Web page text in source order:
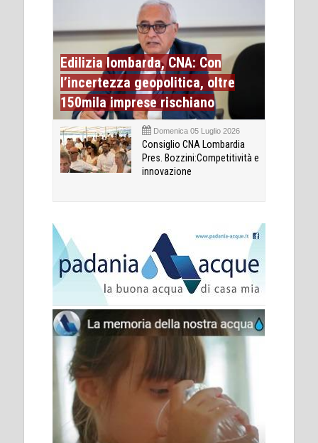
Edilizia lombarda, CNA: Con
l’incertezza geopolitica, oltre
150mila imprese rischiano
Domenica 05 Luglio 2026
Consiglio CNA Lombardia
Pres. Bozzini:Competitività e
innovazione